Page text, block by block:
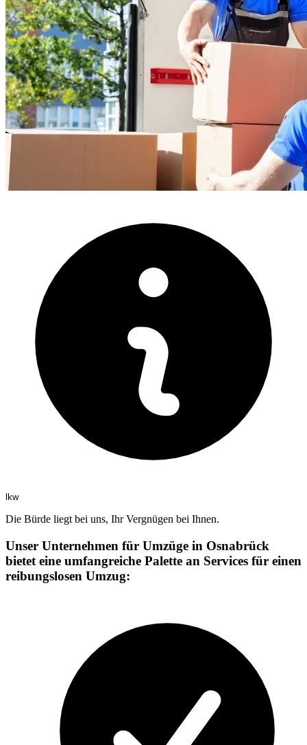
lkw
Die Bürde liegt bei uns, Ihr Vergnügen bei Ihnen.
Unser Unternehmen für Umzüge in Osnabrück
bietet eine umfangreiche Palette an Services für einen
reibungslosen Umzug: